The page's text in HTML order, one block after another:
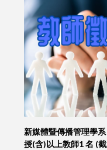
新媒體暨傳播管理學
授(含)以上教師1 名 (